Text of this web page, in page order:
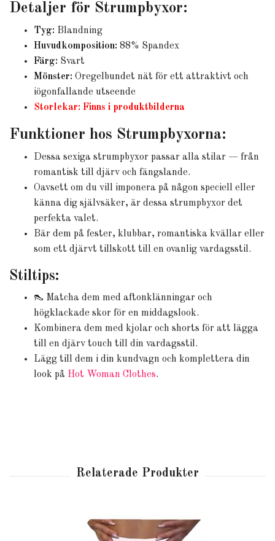
Detaljer för Strumpbyxor:
Tyg: Blandning
Huvudkomposition: 88% Spandex
Färg: Svart
Mönster: Oregelbundet nät för ett attraktivt och
iögonfallande utseende
Storlekar: Finns i produktbilderna
Funktioner hos Strumpbyxorna:
Dessa sexiga strumpbyxor passar alla stilar — från
romantisk till djärv och fängslande.
Oavsett om du vill imponera på någon speciell eller
känna dig självsäker, är dessa strumpbyxor det
perfekta valet.
Bär dem på fester, klubbar, romantiska kvällar eller
som ett djärvt tillskott till en ovanlig vardagsstil.
Stiltips:
👠 Matcha dem med aftonklänningar och
högklackade skor för en middagslook.
Kombinera dem med kjolar och shorts för att lägga
till en djärv touch till din vardagsstil.
Lägg till dem i din kundvagn och komplettera din
look på Hot Woman Clothes.